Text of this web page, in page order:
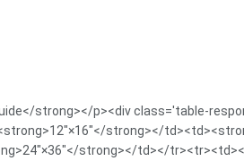
strong></p><div class='table-
strong></
strong></td></